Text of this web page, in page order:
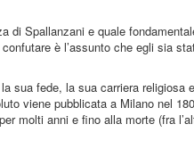
di Spallanzani e quale
è l’assunto che egli sia
sua fede, la sua carriera religiosa
viene pubblicata a Milano nel
molti anni e fino alla morte (fra